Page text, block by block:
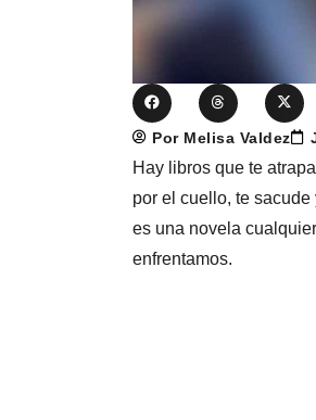
Por Melisa Valdez
Hay libros que te
por el cuello, te
es una novela
enfrentamos.